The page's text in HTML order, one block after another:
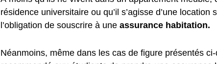
résidence universitaire ou qu’il s’agisse d’une
l’obligation de souscrire à une assurance habitation.
Néanmoins, même dans les cas de figure présentés